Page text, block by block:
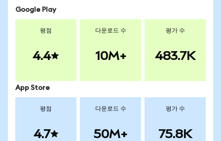
Google Play
평점
4.4
다운로드 수
10M+
평가 수
483.7K
App Store
평점
4.7
다운로드 수
50M+
평가 수
75.8K